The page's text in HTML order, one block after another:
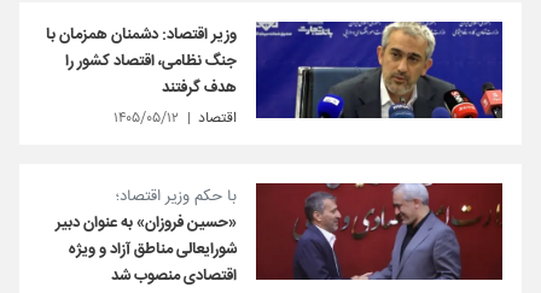
وزیر اقتصاد: دشمنان همزمان با
جنگ نظامی، اقتصاد کشور را
هدف گرفتند
اقتصاد ۱۴۰۵/۰۵/۱۲
با حکم وزیر اقتصاد؛
«حسین فروزان» به عنوان دبیر
شورایعالی مناطق آزاد و ویژه
اقتصادی منصوب شد